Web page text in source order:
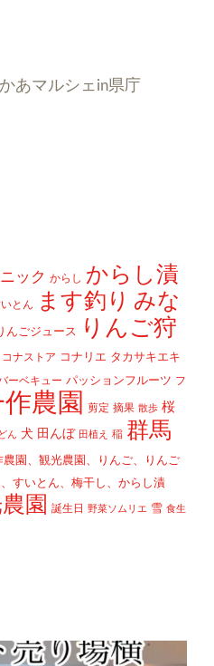
あマルシェin県庁
ック からし からし漬
とん ます釣り みな
んごジュース
りんご狩
コナストア コナリエ タカサキエキ
ーベキュー パッションフルーツ フ
作農園 剪定 摘果 散歩 桜
ん 犬 田んぼ 田植え 稲 群馬
園、観光農園、りんご、りんご
すいとん、梅干し、からし漬
園 誕生日 野菜ソムリエ 雪 食生